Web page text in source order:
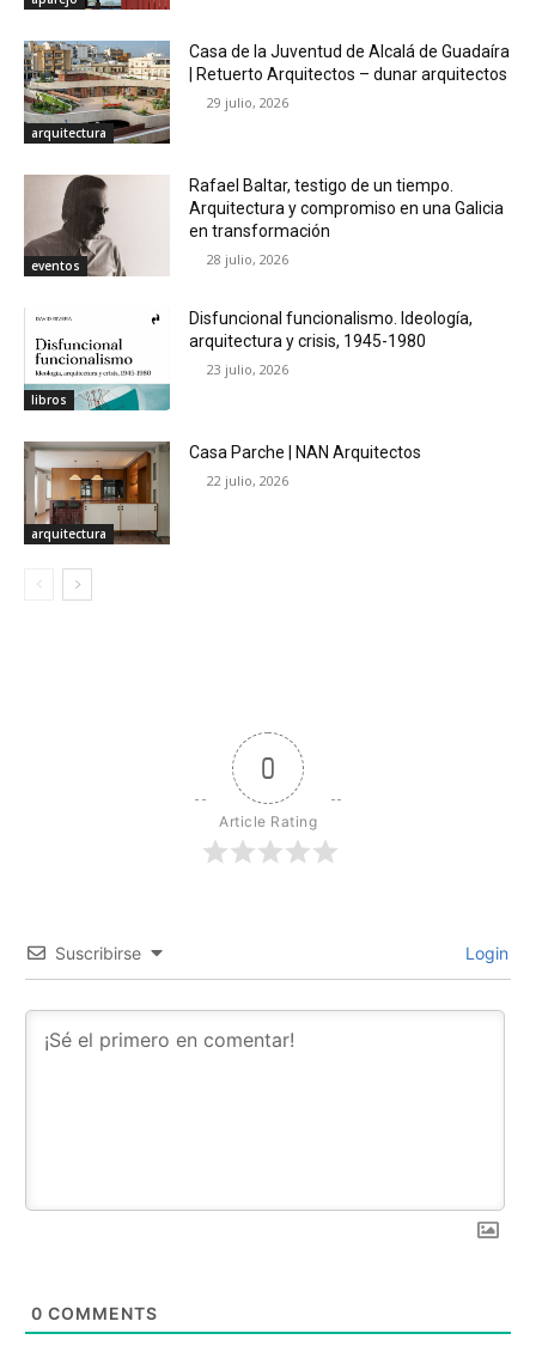
arquitectura
Casa de la Juventud de Alcalá de Guadaíra
| Retuerto Arquitectos – dunar arquitectos
29 julio, 2026
eventos
Rafael Baltar, testigo de un tiempo.
Arquitectura y compromiso en una Galicia
en transformación
28 julio, 2026
libros
Disfuncional funcionalismo. Ideología,
arquitectura y crisis, 1945-1980
23 julio, 2026
arquitectura
Casa Parche | NAN Arquitectos
22 julio, 2026
0
Article Rating
Suscribirse Login
0 COMMENTS